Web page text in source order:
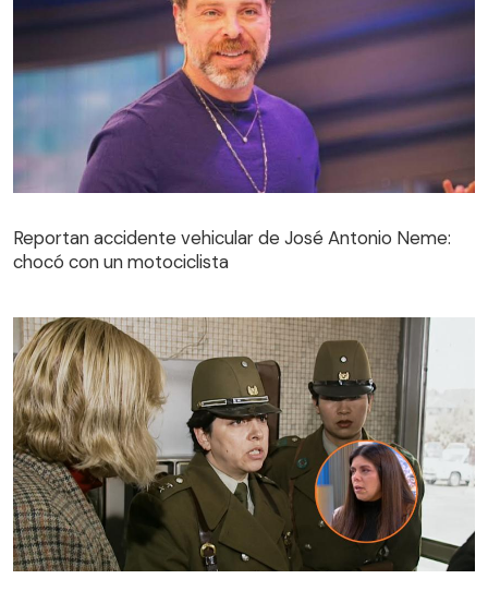
Reportan accidente vehicular de José Antonio Neme:
chocó con un motociclista